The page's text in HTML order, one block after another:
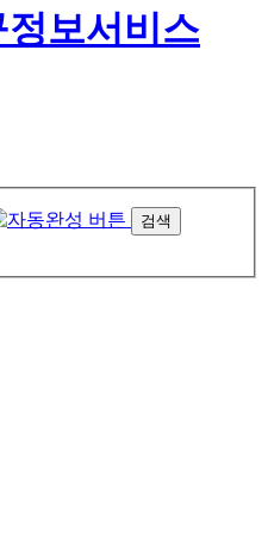
검색